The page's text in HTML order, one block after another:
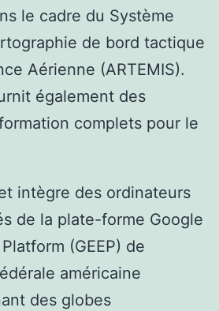
le cadre du Système
de bord tactique
Aérienne (ARTEMIS).
également des
complets pour le
intègre des ordinateurs
de la plate-forme Google
(GEEP) de
américaine
des globes